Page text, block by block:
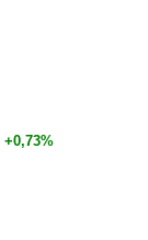
+0,73%